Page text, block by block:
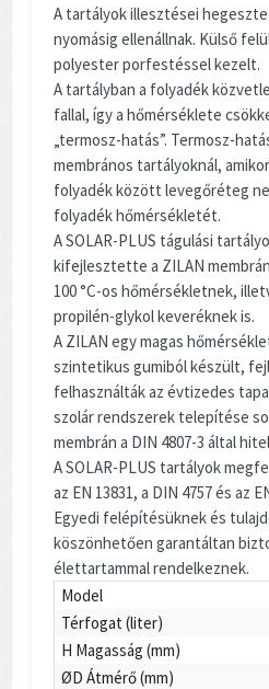
A tartályok illesztései
nyomásig ellenállnak. Külső
polyester porfestéssel kezelt.
A tartályban a folyadék
fallal, így a hőmérséklete
„termosz-hatás”. Termosz-
membrános tartályoknál,
folyadék között levegőréteg
folyadék hőmérsékletét.
A SOLAR-PLUS tágulási
kifejlesztette a ZILAN
100 °C-os hőmérsékletnek,
propilén-glykol keveréknek is.
A ZILAN egy magas
szintetikus gumiból készült,
felhasználták az évtizedes
szolár rendszerek telepítése
membrán a DIN 4807-3 által
A SOLAR-PLUS tartályok
az EN 13831, a DIN 4757 és az
Egyedi felépítésüknek és
köszönhetően garantáltan
élettartammal rendelkeznek.
Model
Térfogat (liter)
H Magasság (mm)
ØD Átmérő (mm)